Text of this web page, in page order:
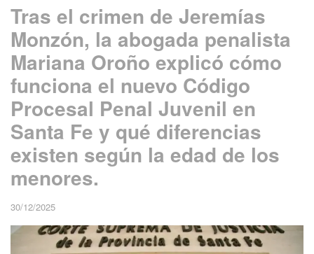
Tras el crimen de Jeremías
Monzón, la abogada penalista
Mariana Oroño explicó cómo
funciona el nuevo Código
Procesal Penal Juvenil en
Santa Fe y qué diferencias
existen según la edad de los
menores.
30/12/2025